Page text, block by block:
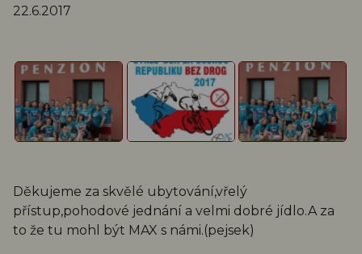
22.6.2017
Děkujeme za skvělé ubytování,vřelý
přístup,pohodové jednání a velmi dobré jídlo.A za
to že tu mohl být MAX s námi.(pejsek)